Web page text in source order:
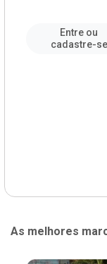
Entre ou
cadastre-se
As melhores